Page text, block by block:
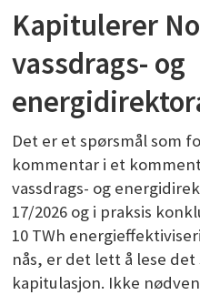
Kapitulerer
vassdrags- og
Det er et spørsmål som
kommentar i et
vassdrags- og
17/2026 og i praksis
10 TWh
nås, er det lett å lese
kapitulasjon. Ikke